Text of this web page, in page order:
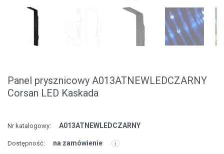
Panel prysznicowy A013ATNEWLEDCZARNY
Corsan LED Kaskada
Nr katalogowy: A013ATNEWLEDCZARNY
Dostępność: na zamówienie